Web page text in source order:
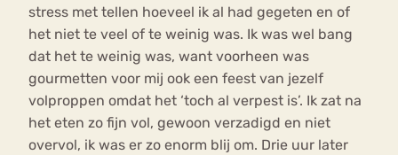
stress met tellen hoeveel ik al had gegeten en of
het niet te veel of te weinig was. Ik was wel bang
dat het te weinig was, want voorheen was
gourmetten voor mij ook een feest van jezelf
volproppen omdat het ‘toch al verpest is’. Ik zat na
het eten zo fijn vol, gewoon verzadigd en niet
overvol, ik was er zo enorm blij om. Drie uur later